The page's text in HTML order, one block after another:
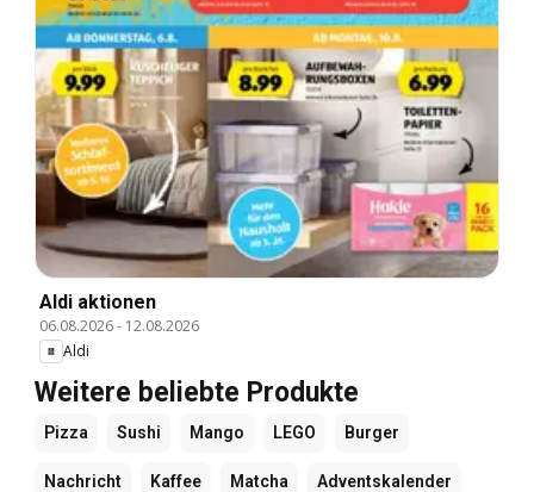
Aldi aktionen
06.08.2026- 12.08.2026
Aldi
Weitere beliebte Produkte
Pizza Sushi Mango LEGO Burger
Nachricht Kaffee Matcha Adventskalender